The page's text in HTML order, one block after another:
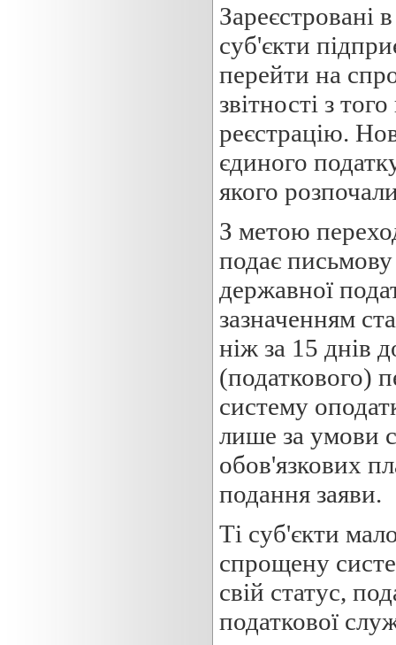
Зареєстровані
суб'єкти
перейти на
звітності з
реєстрацію.
єдиного
якого
З метою
подає письмову
державної
зазначенням
ніж за 15 днів
(податкового)
систему
лише за умови
обов'язкових
подання заяви.
Ті суб'єкти
спрощену
свій статус,
податкової